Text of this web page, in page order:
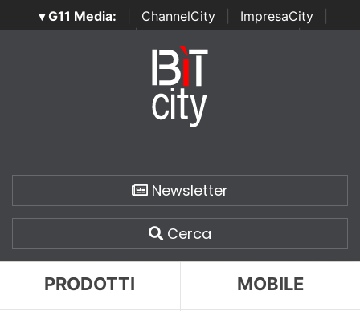
▾ G11 Media: ChannelCity ImpresaCity
SecurityOpenLab | Italian Channel Awards | Italian
Italian Security Awards
Newsletter
Cerca
PRODOTTI MOBILE